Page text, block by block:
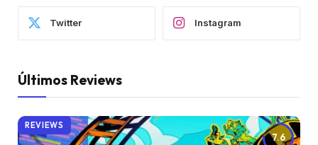
Twitter Instagram
Últimos Reviews
7.6
REVIEWS